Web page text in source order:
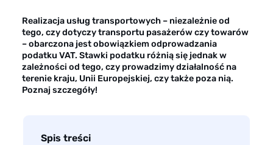
Dla mediów
Kontakt
Realizacja usług transportowych – niezależnie od
tego, czy dotyczy transportu pasażerów czy towarów
– obarczona jest obowiązkiem odprowadzania
podatku VAT. Stawki podatku różnią się jednak w
zależności od tego, czy prowadzimy działalność na
terenie kraju, Unii Europejskiej, czy także poza nią.
Poznaj szczegóły!
Spis treści